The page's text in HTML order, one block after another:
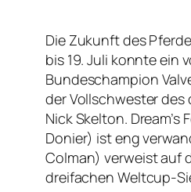
Die Zukunft des
bis 19. Juli konnte ein
Bundeschampion
der Vollschwester des
Nick Skelton.
Donier) ist eng
Colman) verweist auf
dreifachen Weltcup-